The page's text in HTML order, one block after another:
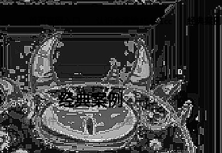
认识金满地45451cc 经典案例
经典案例
魔兽插件：技能提示位置调整为中心